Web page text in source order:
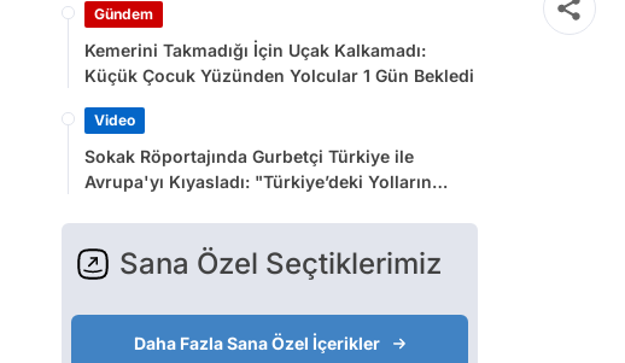
Gündem
Kemerini Takmadığı İçin Uçak Kalkamadı:
Küçük Çocuk Yüzünden Yolcular 1 Gün Bekledi
Video
Sokak Röportajında Gurbetçi Türkiye ile
Avrupa'yı Kıyasladı: "Türkiye’deki Yolların
Sana Özel Seçtiklerimiz
Daha Fazla Sana Özel İçerikler